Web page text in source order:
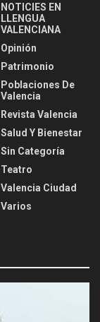
NOTICIES EN
LLENGUA
VALENCIANA
Opinión
Patrimonio
Poblaciones De
Valencia
Revista Valencia
Salud Y Bienestar
Sin Categoría
Teatro
Valencia Ciudad
Varios